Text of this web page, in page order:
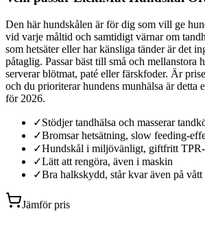
Den här hundskålen är för dig som vill ge
vid varje måltid och samtidigt värnar om
som hetsäter eller har känsliga tänder är det
påtaglig. Passar bäst till små och mellanstora
serverar blötmat, paté eller färskfoder. Är
och du prioriterar hundens munhälsa är detta
för 2026.
✓Stödjer tandhälsa och masserar
✓Bromsar hetsätning, slow feeding-
✓Hundskål i miljövänligt, giftfritt
✓Lätt att rengöra, även i maskin
✓Bra halkskydd, står kvar även på
Jämför pris